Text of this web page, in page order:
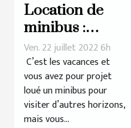
Location de
minibus :
critères à
prendre en
compte
Ven. 22 juillet 2022 6h
C’est les vacances et
vous avez pour projet
loué un minibus pour
visiter d’autres horizons,
mais vous...